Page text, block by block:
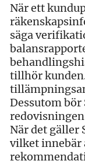
När ett
säga
tillhör
Dessutom
När det gäller
vilket innebär